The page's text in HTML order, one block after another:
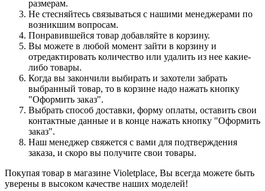
размерам.
Не стесняйтесь связываться с нашими менеджерами по
возникшим вопросам.
Понравившейся товар добавляйте в корзину.
Вы можете в любой момент зайти в корзину и
отредактировать количество или удалить из нее какие-
либо товары.
Когда вы закончили выбирать и захотели забрать
выбранный товар, то в корзине надо нажать кнопку
"Оформить заказ".
Выбрать способ доставки, форму оплаты, оставить свои
контактные данные и в конце нажать кнопку "Оформить
заказ".
Наш менеджер свяжется с вами для подтверждения
заказа, и скоро вы получите свои товары.
Покупая товар в магазине Violetplace, Вы всегда можете быть
уверены в высоком качестве наших моделей!